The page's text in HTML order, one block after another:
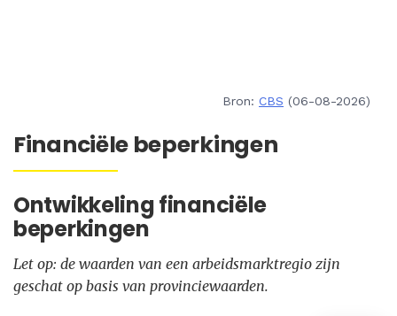
Bron: CBS (06-08-2026)
Financiële beperkingen
Ontwikkeling financiële
beperkingen
Let op: de waarden van een arbeidsmarktregio zijn
geschat op basis van provinciewaarden.